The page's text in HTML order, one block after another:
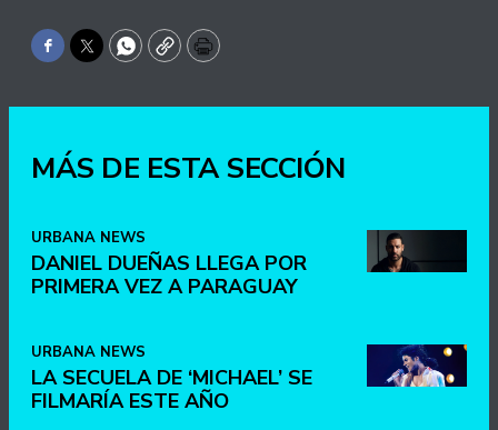
Facebook
TwitterWhatsApp
CopyPrint
MÁS DE ESTA SECCIÓN
URBANA NEWS
DANIEL DUEÑAS LLEGA POR
PRIMERA VEZ A PARAGUAY
URBANA NEWS
LA SECUELA DE ‘MICHAEL’ SE
FILMARÍA ESTE AÑO